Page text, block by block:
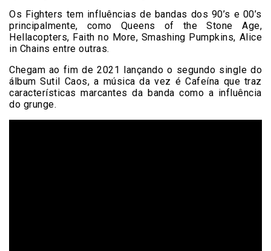
Os Fighters tem influências de bandas dos 90’s e 00’s
principalmente, como Queens of the Stone Age,
Hellacopters, Faith no More, Smashing Pumpkins, Alice
in Chains entre outras.
Chegam ao fim de 2021 lançando o segundo single do
álbum Sutil Caos, a música da vez é Cafeína que traz
características marcantes da banda como a influência
do grunge.